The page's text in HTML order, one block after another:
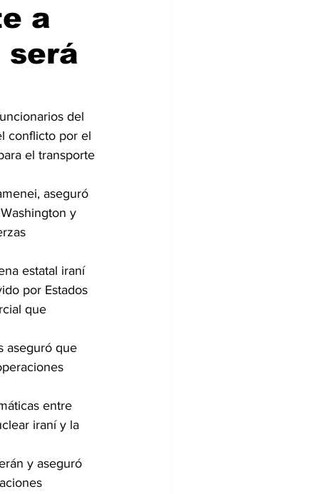
a
será
del
conflicto por el
el transporte
aseguró
y
estatal iraní
por Estados
que
aseguró que
entre
iraní y la
y aseguró